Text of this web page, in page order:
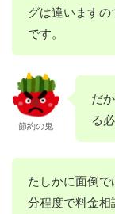
グは違います
です。
節約の鬼
だ
る
たしかに面倒
分程度で料金